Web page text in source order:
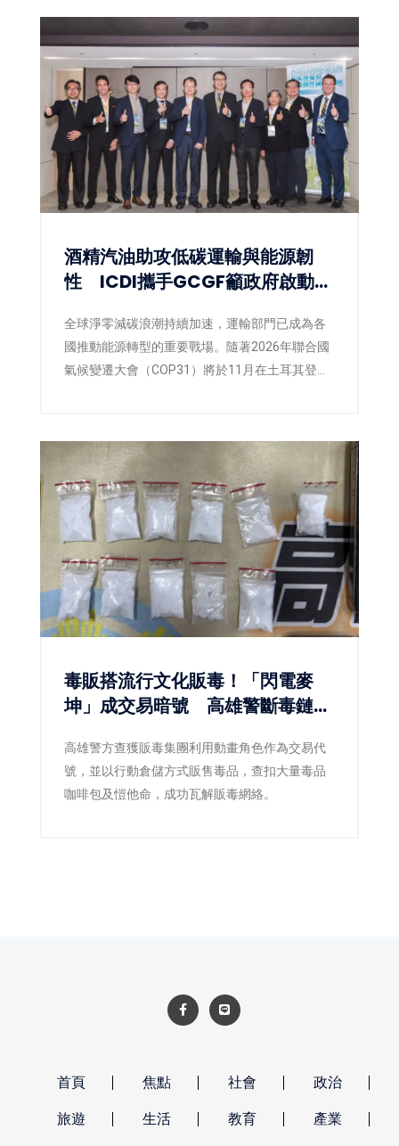
酒精汽油助攻低碳運輸與能源韌
性 ICDI攜手GCGF籲政府啟動
全球淨零減碳浪潮持續加速，運輸部門已成為各
國推動能源轉型的重要戰場。隨著2026年聯合國
氣候變遷大會（COP31）將於11月在土耳其登
對臺灣即將推動第三版國家自定貢獻
（NDC3.0），如何兼顧減碳、能源安全與供應韌
性，已成為產官學界共同關注的核心議題。
毒販搭流行文化販毒！「閃電麥
坤」成交易暗號 高雄警斷毒鏈逮
高雄警方查獲販毒集團利用動畫角色作為交易代
號，並以行動倉儲方式販售毒品，查扣大量毒品
咖啡包及愷他命，成功瓦解販毒網絡。
首頁 焦點 社會 政治
旅遊 生活 教育 產業